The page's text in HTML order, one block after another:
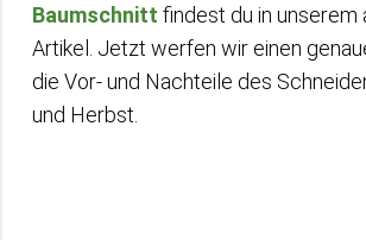
Baumschnitt findest du in unserem
Artikel. Jetzt werfen wir einen
die Vor- und Nachteile des
und Herbst.